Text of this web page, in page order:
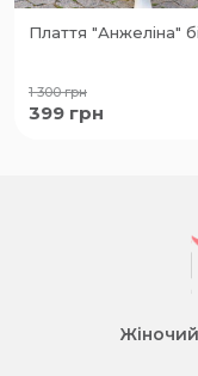
Плаття "Анжеліна"
1 300грн
399 грн